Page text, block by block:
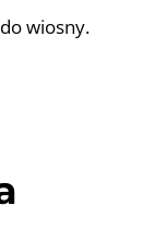
wiosny.